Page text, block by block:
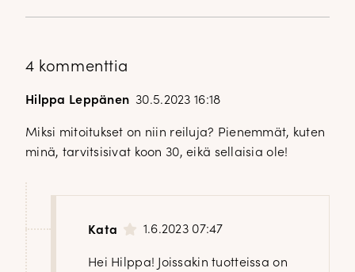
4 kommenttia
Hilppa Leppänen 30.5.2023 16:18
Miksi mitoitukset on niin reiluja? Pienemmät, kuten
minä, tarvitsisivat koon 30, eikä sellaisia ole!
Kata 1.6.2023 07:47
Hei Hilppa! Joissakin tuotteissa on